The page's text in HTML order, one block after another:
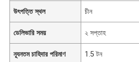
উৎপত্তি স্থল চীন
ডেলিভারি সময় ২ সপ্তাহ
ন্যূনতম চাহিদার পরিমাণ 1.5 টন